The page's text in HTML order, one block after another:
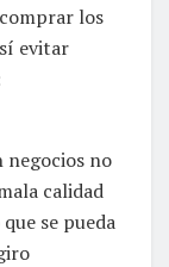
los
evitar
negocios no
calidad
se pueda